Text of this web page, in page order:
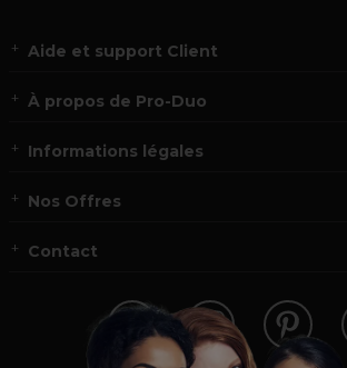
Aide et support Client
À propos de Pro-Duo
Informations légales
Nos Offres
Contact